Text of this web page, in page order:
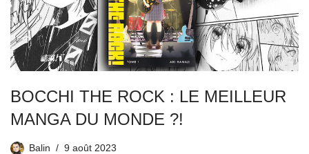
BOCCHI THE ROCK : LE MEILLEUR
MANGA DU MONDE ?!
Balin 9 août 2023